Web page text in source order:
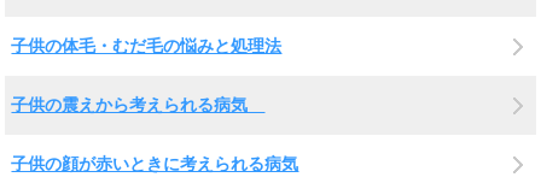
子供の体毛・むだ毛の悩みと処理法
子供の震えから考えられる病気
子供の顔が赤いときに考えられる病気